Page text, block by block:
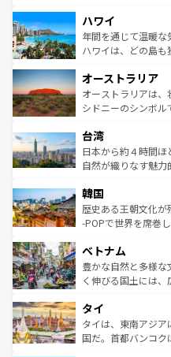
ば市内交通費無料で観
着のスイス情報はコ
のような巨大都市は
ンメントが詰まっ
西部には大自然が
部のニューオーリン
文化が魅力。旅行者
しみながら、その
ならではの贅沢な旅のスタイルだ
情報はコンテンツ一
ハワイ
年間を通じて温暖
ハワイは、どの島
ワイ島は見逃せない
島だが、静かな自然
おすすめ。エメラ
れるおもてなしの心
人々、おいしいロ
ク、伝統的なフラ
ワイを、存分に味わってほしい。 な
はコンテンツ一覧を
オーストラリア
オーストラリアは、
シドニーのシンボ
リアリーフや大陸中
ク）、タスマニア
ど、見どころがた
いる。アクティビテ
ビング、ハイキング
い。オーストラリ
参照してほしい。
台湾
日本から約４時間
自然が織りなす魅
ン）、静ひつな山岳
と山間の静けさが
驚きをもたらしてく
容にもいいと評判の
が味わえ
照してほしい。
韓国
歴史ある王朝文化
-POPで世界を席巻
き、地方に足を延ば
できる。そして、
まで、さまざまな
リティに包まれなが
覧を参照してほしい
ベトナム
豊かな自然と多様
く伸びる国土には
急速な発展と共に伝
ーチミン市のフラン
醸し出している。
タイ
タイは、東南アジア
国だ。首都バンコ